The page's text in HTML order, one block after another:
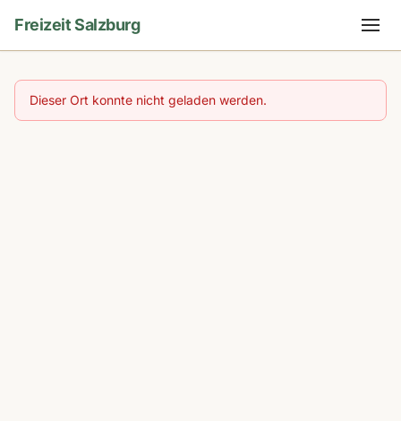
Freizeit Salzburg
Dieser Ort konnte nicht geladen werden.